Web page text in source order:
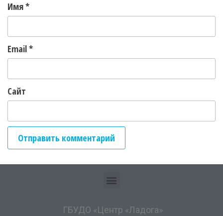
Имя*
Email*
Сайт
ГБУДО «Центр «Ладога»